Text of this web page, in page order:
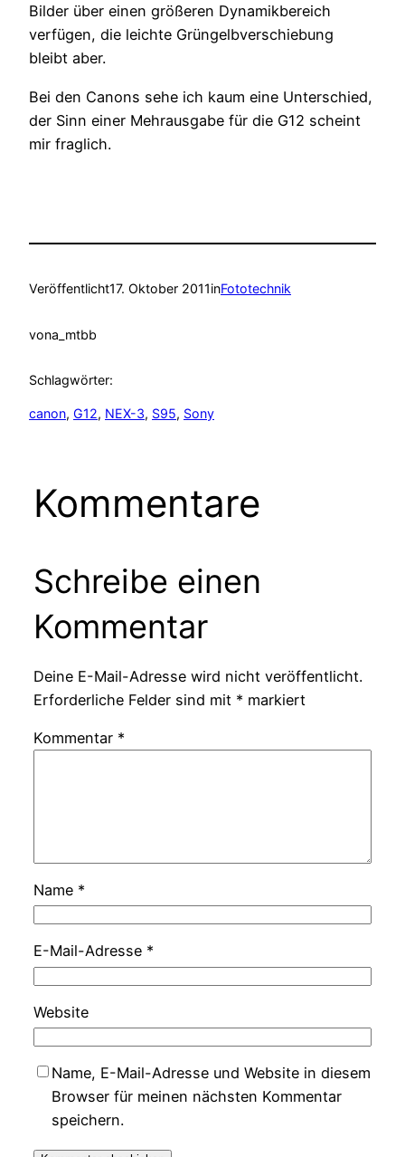
Bilder über einen größeren Dynamikbereich
verfügen, die leichte Grüngelbverschiebung
bleibt aber.
Bei den Canons sehe ich kaum eine Unterschied,
der Sinn einer Mehrausgabe für die G12 scheint
mir fraglich.
Veröffentlicht17. Oktober 2011inFototechnik
vona_mtbb
Schlagwörter:
canon, G12, NEX-3, S95, Sony
Kommentare
Schreibe einen
Kommentar
Deine E-Mail-Adresse wird nicht veröffentlicht.
Erforderliche Felder sind mit * markiert
Kommentar *
Name *
E-Mail-Adresse *
Website
Name, E-Mail-Adresse und Website in diesem
Browser für meinen nächsten Kommentar
speichern.